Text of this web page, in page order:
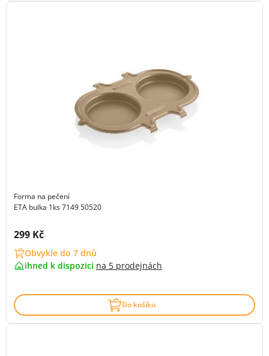
Forma na pečení
ETA bulka 1ks 7149 50520
Cena s DPH:
299 Kč
Obvykle do 7 dnů
ihned k dispozici na 5 prodejnách
Do košíku